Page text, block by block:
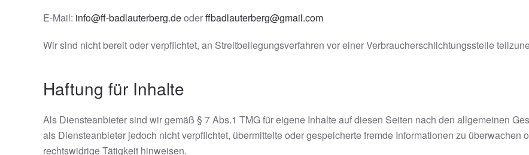
E-Mail: info@ff-badlauterberg.deoderffbadlauterberg@gmail.com
Wir sind nicht bereit oder verpflichtet, an Streitbeilegungsverfahren vor einer Verbraucherschlichtungsstelle
Haftung für Inhalte
Als Diensteanbieter sind wir gemäß § 7 Abs.1 TMG für eigene Inhalte auf diesen Seiten nach den allgemeinen
als Diensteanbieter jedoch nicht verpflichtet, übermittelte oder gespeicherte fremde Informationen zu überwachen
rechtswidrige Tätigkeit hinweisen.